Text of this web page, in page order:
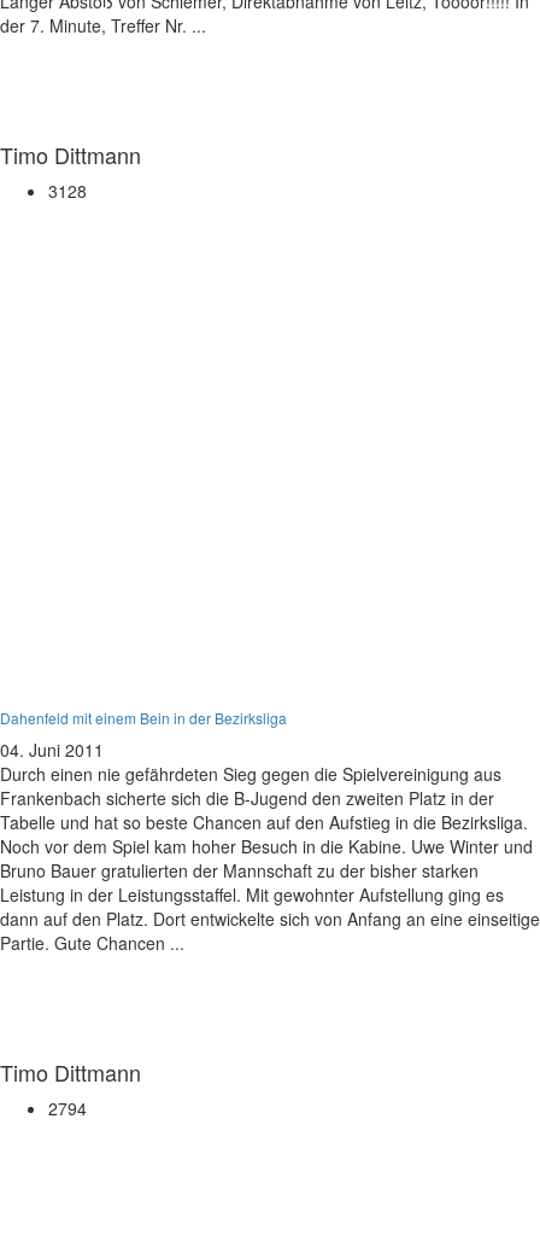
der 7. Minute, Treffer Nr. ...
Timo Dittmann
3128
Dahenfeld mit einem Bein in der Bezirksliga
04. Juni 2011
Durch einen nie gefährdeten Sieg gegen die Spielvereinigung aus
Frankenbach sicherte sich die B-Jugend den zweiten Platz in der
Tabelle und hat so beste Chancen auf den Aufstieg in die Bezirksliga.
Noch vor dem Spiel kam hoher Besuch in die Kabine. Uwe Winter und
Bruno Bauer gratulierten der Mannschaft zu der bisher starken
Leistung in der Leistungsstaffel. Mit gewohnter Aufstellung ging es
dann auf den Platz. Dort entwickelte sich von Anfang an eine einseitige
Partie. Gute Chancen ...
Timo Dittmann
2794